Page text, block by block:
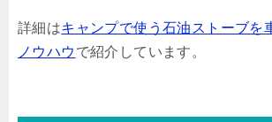
詳細はキャンプで使う石油ストーブを
ノウハウ で紹介しています。